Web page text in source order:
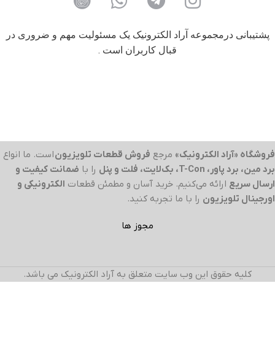
پشتیبانی درمجموعه آراد الکترونیک یک مسئولیت مهم و ضروری در
قبال کاربران است .
فروشگاه «آراد الکترونیک» مرجع فروش قطعات تلویزیوناست. ما انواع
برد مین، برد پاور، T-Con، بک‌لایت، فلت و پنل
را با ضمانت کیفیت و
ارسال سریع ارائه می‌کنیم. خرید آسان و مطمئن قطعات الکترونیکی و
اورجینال تلویزیون را با ما تجربه کنید.
مجوز ها
کلیه حقوق این وب سایت متعلق به آراد الکترونیک می باشد.